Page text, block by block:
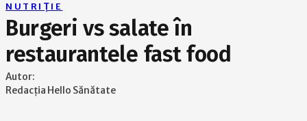
NUTRIȚIE
Burgeri vs salate în
restaurantele fast food
Autor:
Redacția Hello Sănătate